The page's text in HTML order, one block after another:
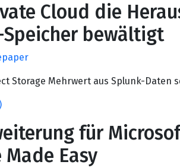
Cloud die
bewältigt
Storage Mehrwert aus Splunk-Daten
für
Easy